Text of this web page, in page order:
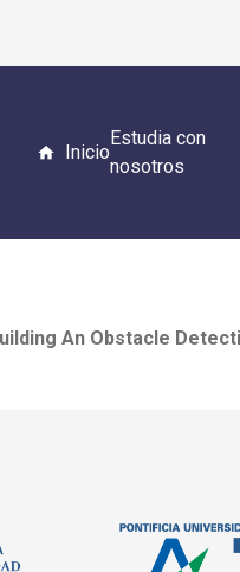
Inicio
Estudia con
nosotros
An Obstacle